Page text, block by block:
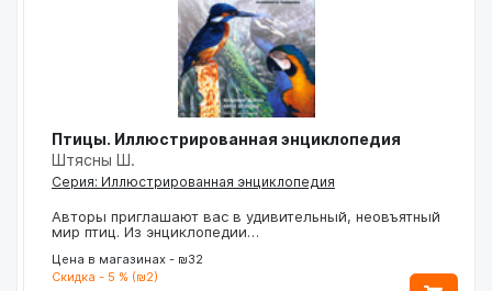
Птицы. Иллюстрированная энциклопедия
Штясны Ш.
Серия: Иллюстрированная энциклопедия
Авторы приглашают вас в удивительный, неовъятный
мир птиц. Из энциклопедии…
Цена в магазинах - ₪32
Скидка - 5 % (₪2)